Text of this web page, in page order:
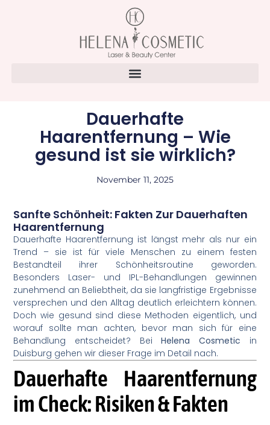
Dauerhafte
Haarentfernung – Wie
gesund ist sie wirklich?
November 11, 2025
Sanfte Schönheit: Fakten Zur Dauerhaften
Haarentfernung
Dauerhafte Haarentfernung ist längst mehr als nur ein
Trend – sie ist für viele Menschen zu einem festen
Bestandteil ihrer Schönheitsroutine geworden.
Besonders Laser- und IPL-Behandlungen gewinnen
zunehmend an Beliebtheit, da sie langfristige Ergebnisse
versprechen und den Alltag deutlich erleichtern können.
Doch wie gesund sind diese Methoden eigentlich, und
worauf sollte man achten, bevor man sich für eine
Behandlung entscheidet? BeiHelena Cosmetic in
Duisburg gehen wir dieser Frage im Detail nach.
Dauerhafte Haarentfernung
im Check: Risiken & Fakten